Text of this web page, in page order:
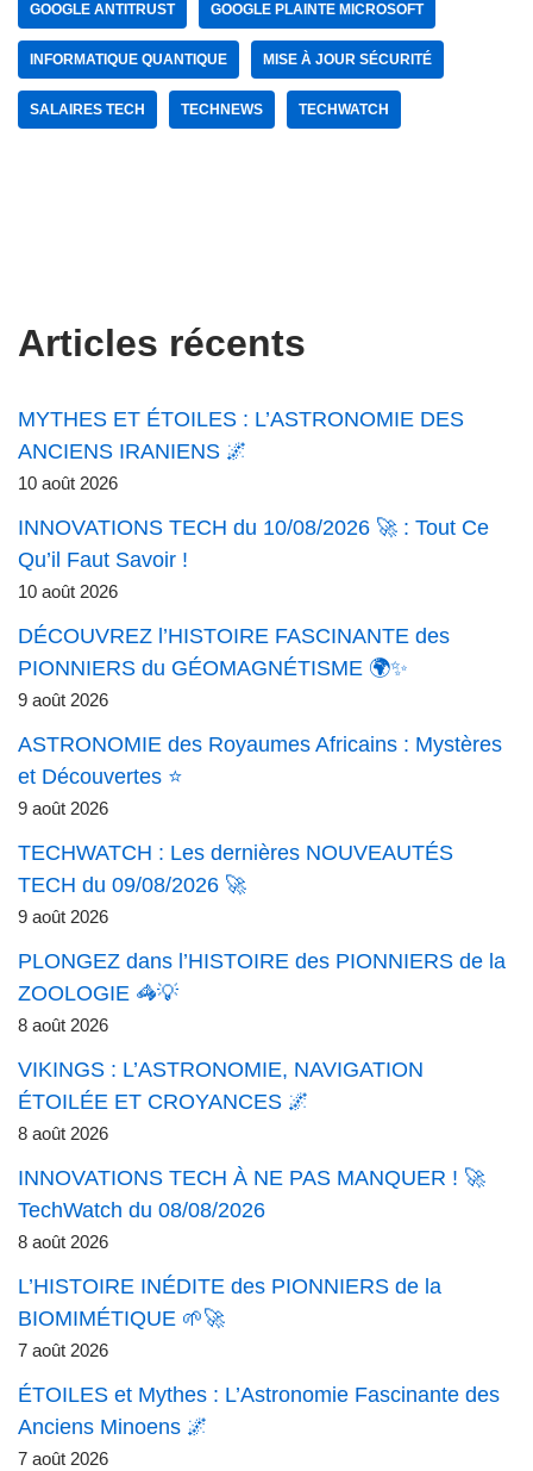
GOOGLE ANTITRUST GOOGLE PLAINTE MICROSOFT
INFORMATIQUE QUANTIQUE MISE À JOUR SÉCURITÉ
SALAIRES TECH TECHNEWS TECHWATCH
Articles récents
MYTHES ET ÉTOILES : L’ASTRONOMIE DES
ANCIENS IRANIENS 🌌
10 août 2026
INNOVATIONS TECH du 10/08/2026 🚀 : Tout Ce
Qu’il Faut Savoir !
10 août 2026
DÉCOUVREZ l’HISTOIRE FASCINANTE des
PIONNIERS du GÉOMAGNÉTISME 🌍✨
9 août 2026
ASTRONOMIE des Royaumes Africains : Mystères
et Découvertes ⭐
9 août 2026
TECHWATCH : Les dernières NOUVEAUTÉS
TECH du 09/08/2026 🚀
9 août 2026
PLONGEZ dans l’HISTOIRE des PIONNIERS de la
ZOOLOGIE 🦓💡
8 août 2026
VIKINGS : L’ASTRONOMIE, NAVIGATION
ÉTOILÉE ET CROYANCES 🌌
8 août 2026
INNOVATIONS TECH À NE PAS MANQUER ! 🚀
TechWatch du 08/08/2026
8 août 2026
L’HISTOIRE INÉDITE des PIONNIERS de la
BIOMIMÉTIQUE 🌱🚀
7 août 2026
ÉTOILES et Mythes : L’Astronomie Fascinante des
Anciens Minoens 🌌
7 août 2026